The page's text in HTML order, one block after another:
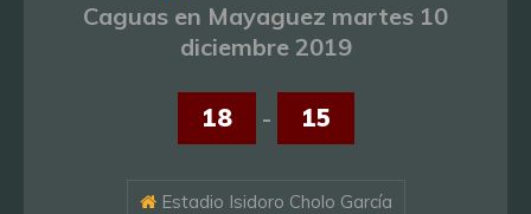
Caguas en Mayaguez martes 10
diciembre 2019
18 - 15
Estadio Isidoro Cholo García